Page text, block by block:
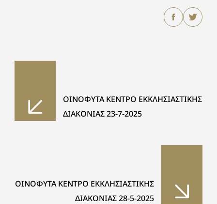
ΟΙΝΟΦΥΤΑ ΚΕΝΤΡΟ ΕΚΚΛΗΣΙΑΣΤΙΚΗΣ
ΔΙΑΚΟΝΙΑΣ 23-7-2025
ΟΙΝΟΦΥΤΑ ΚΕΝΤΡΟ ΕΚΚΛΗΣΙΑΣΤΙΚΗΣ
ΔΙΑΚΟΝΙΑΣ 28-5-2025